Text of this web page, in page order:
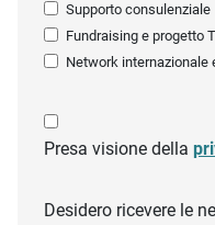
Supporto consulenziale
Fundraising e progetto
Network internazionale
Presa visione della
Desidero ricevere le